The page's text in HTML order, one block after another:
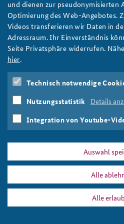
Anfahrt
Freundeskreis
Deutsches Forum
Arbeitskreis "Junge
Das Sicherheitspolitische
Studierendenkonferenz
Newsletter-Archiv
zur Ukraine-Krise
„Taktisch müssen alle
Strategisch sind bestimmte
verhandelbar“, sagte Brose im
weiter
Dauster
DATENSCHUTZ
und dienen zur pseudonymisierten
Optimierung des Web-Angebotes.
Videos transferieren wir Daten in
Adressraum. Ihr Einverständnis
Seite Privatsphäre widerrufen.
hier.
Technisch notwendige
Nutzungsstatistik Details
Integration von Youtube-
Auswahl
Alle
Alle